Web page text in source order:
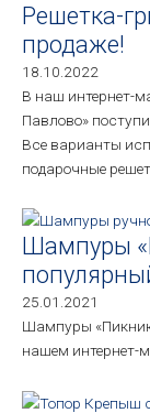
Решетка-
продаже!
18.10.2022
В наш интернет-
Павлово»
Все варианты
подарочные
Шампуры
25.01.2021
Шампуры
нашем интернет-